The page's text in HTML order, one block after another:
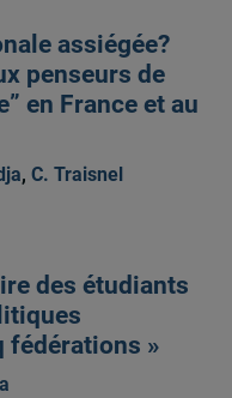
assiégée?
penseurs de
en France et au
, C. Traisnel
des étudiants
fédérations »